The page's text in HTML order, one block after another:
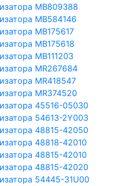
MB809388
MB584146
MB175617
MB175618
MB111203
MR267684
MR418547
MR374520
45516-05030
54613-2Y003
48815-42050
48818-42010
48815-42010
48815-42020
54445-31U00